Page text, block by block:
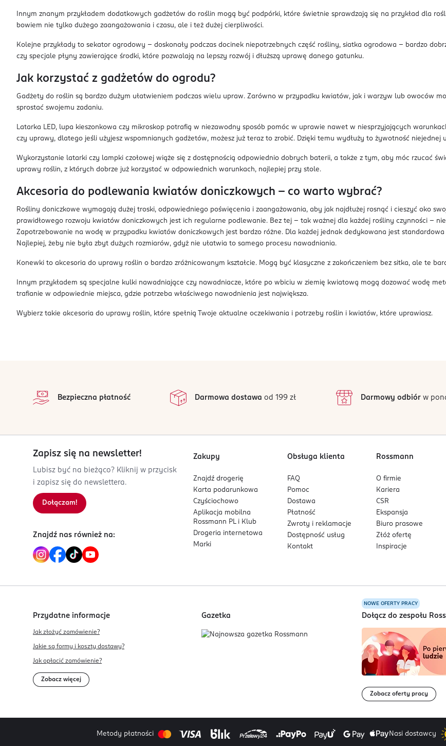
Innym znanym przykładem dodatkowych gadżetów do roślin mogą być podpórki, które świetnie sprawdzają się na przykład dla
bowiem nie tylko dużego zaangażowania i czasu, ale i też dużej cierpliwości.
Kolejne przykłady to sekator ogrodowy – doskonały podczas docinek niepotrzebnych część rośliny, siatka ogrodowa – bardzo
czy specjale płyny zawierające środki, które pozwalają na lepszy rozwój i dłuższą uprawę danego gatunku.
Jak korzystać z gadżetów do ogrodu?
Gadżety do roślin są bardzo dużym ułatwieniem podczas wielu upraw. Zarówno w przypadku kwiatów, jak i warzyw lub owoców
sprostać swojemu zadaniu.
Latarka LED, lupa kieszonkowa czy mikroskop potrafią w niezawodny sposób pomóc w uprawie nawet w niesprzyjających
czy uprawy, dlatego jeśli użyjesz wspomnianych gadżetów, możesz już teraz to zrobić. Dzięki temu wydłuży to żywotność
Wykorzystanie latarki czy lampki czołowej wiąże się z dostępnością odpowiednio dobrych baterii, a także z tym, aby móc rzucać
uprawy roślin, z których dobrze już korzystać w odpowiednich warunkach, najlepiej przy stole.
Akcesoria do podlewania kwiatów doniczkowych – co warto wybrać?
Rośliny doniczkowe wymagają dużej troski, odpowiedniego poświęcenia i zaangażowania, aby jak najdłużej rosnąć i cieszyć oko
prawidłowego rozwoju kwiatów doniczkowych jest ich regularne podlewanie. Bez tej – tak ważnej dla każdej rośliny czynności –
Zapotrzebowanie na wodę w przypadku kwiatów doniczkowych jest bardzo różne. Dla każdej jednak dedykowana jest
Najlepiej, żeby nie była zbyt dużych rozmiarów, gdyż nie ułatwia to samego procesu nawadniania.
Konewki to akcesoria do uprawy roślin o bardzo zróżnicowanym kształcie. Mogą być klasyczne z zakończeniem bez sitka, ale te
Innym przykładem są specjalne kulki nawadniające czy nawadniacze, które po wbiciu w ziemię kwiatową mogą dozować wodę
trafianie w odpowiednie miejsca, gdzie potrzeba właściwego nawodnienia jest największa.
Wybierz takie akcesoria do uprawy roślin, które spełnią Twoje aktualne oczekiwania i potrzeby roślin i kwiatów, które uprawiasz.
Bezpieczna płatność Darmowa dostawa od 199 zł Darmowy odbiórw
Zapisz się na newsletter!
Lubisz być na bieżąco? Kliknij w przycisk
i zapisz się do newslettera.
Dołączam!
Znajdź nas również na:
Zakupy
Znajdź drogerię
Karta podarunkowa
Czyściochowo
Aplikacja mobilna
Rossmann PL i Klub
Drogeria internetowa
Marki
Obsługa klienta
FAQ
Pomoc
Dostawa
Płatność
Zwroty i reklamacje
Dostępność usług
Kontakt
Rossmann
O firmie
Kariera
CSR
Ekspansja
Biuro prasowe
Złóż ofertę
Inspiracje
Przydatne informacje
Jak złożyć zamówienie?
Jakie są formy i koszty dostawy?
Jak opłacić zamówienie?
Zobacz więcej
Gazetka
NOWE OFERTY PRACY
Dołącz do zespołu
Zobacz oferty pracy
Metody płatności Nasi dostawcy